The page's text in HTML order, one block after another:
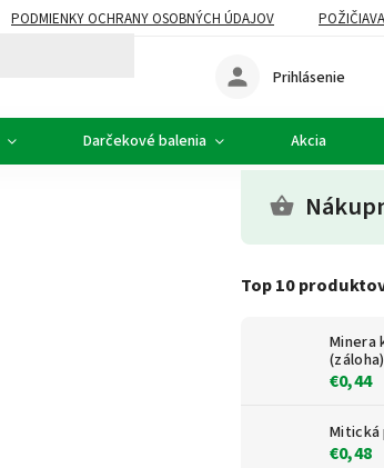
PODMIENKY OCHRANY OSOBNÝCH ÚDAJOV
Prihlásenie
Darčekové balenia Akcia
Top 10
Minera
(záloha)
€0,44
Mitická
€0,48